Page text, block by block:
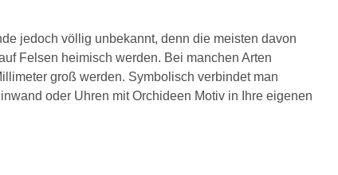
jedoch völlig unbekannt, denn die meisten davon
Felsen heimisch werden. Bei manchen Arten
groß werden. Symbolisch verbindet man
oder Uhren mit Orchideen Motiv in Ihre eigenen